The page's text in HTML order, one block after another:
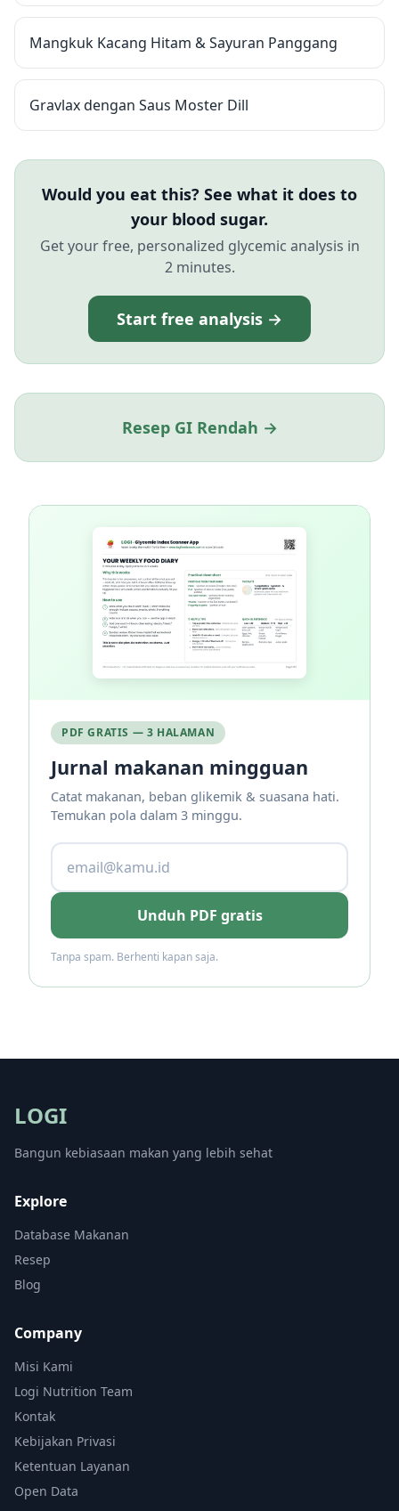
Mangkuk Kacang Hitam & Sayuran Panggang
Gravlax dengan Saus Moster Dill
Would you eat this? See what it does to
your blood sugar.
Get your free, personalized glycemic analysis in
2 minutes.
Start free analysis →
Resep GI Rendah →
PDF GRATIS — 3 HALAMAN
Jurnal makanan mingguan
Catat makanan, beban glikemik & suasana hati.
Temukan pola dalam 3 minggu.
Unduh PDF gratis
Tanpa spam. Berhenti kapan saja.
LOGI
Bangun kebiasaan makan yang lebih sehat
Explore
Database Makanan
Resep
Blog
Company
Misi Kami
Logi Nutrition Team
Kontak
Kebijakan Privasi
Ketentuan Layanan
Open Data